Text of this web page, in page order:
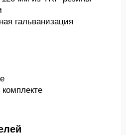
гальванизация